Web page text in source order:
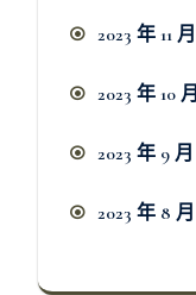
2023 年 11 月
2023 年 10 月
2023 年 9 月
2023 年 8 月